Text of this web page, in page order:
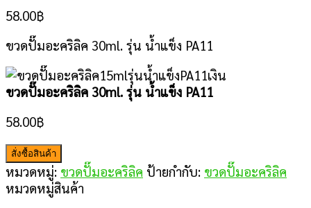
58.00฿
ขวดปั๊มอะคริลิค 30ml. รุ่น น้ำแข็ง PA11
ขวดปั๊มอะคริลิค 30ml. รุ่น น้ำแข็ง PA11
58.00฿
สั่งซื้อสินค้า
หมวดหมู่: ขวดปั๊มอะคริลิค ป้ายกำกับ: ขวดปั๊มอะคริลิค
หมวดหมู่สินค้า